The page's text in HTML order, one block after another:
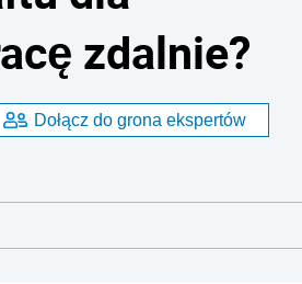
zdalnie?
Dołącz do grona ekspertów